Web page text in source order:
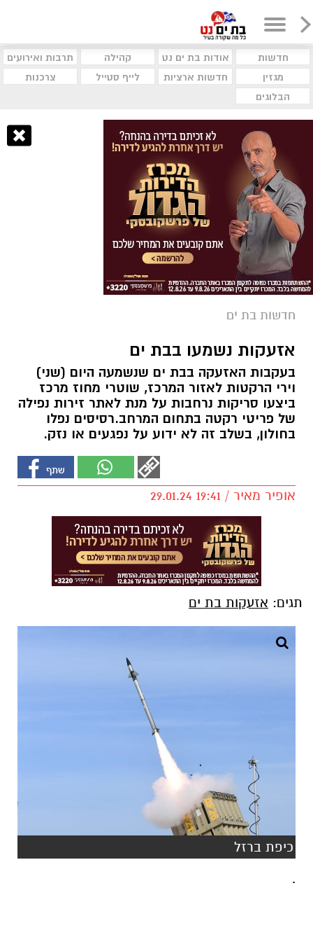
חדשות אודות בת ים נט קהילה
תרבות ואירועים
מגזין
חדשות ארציות לייף סטייל
צרכנות
הבלוגים
חדשות בת ים
אזעקות נשמעו בבת ים
בעקבות האזעקה בבת ים שנשמעה היום (שני)
וירי הרקטות לאזור המרכז, שוטרי מחוז מרכז
ביצעו סריקות נרחבות על מנת לאתר זירות נפילה
של פריטי רקטה בתחום המרחב.רסיסים נפלו
בחולון, בשלב זה לא ידוע על נפגעים או נזק.
אופיר מאיר / 19:41 29.01.24
תגים: אזעקות בת ים
כיפת ברזל
.